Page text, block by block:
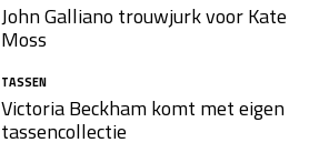
John Galliano trouwjurk voor Kate
Moss
TASSEN
Victoria Beckham komt met eigen
tassencollectie